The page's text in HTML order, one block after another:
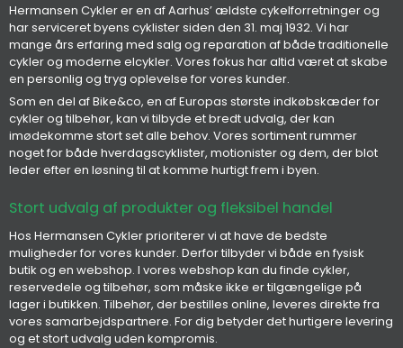
Hermansen Cykler er en af Aarhus’ ældste cykelforretninger og
har serviceret byens cyklister siden den 31. maj 1932. Vi har
mange års erfaring med salg og reparation af både traditionelle
cykler og moderne elcykler. Vores fokus har altid været at skabe
en personlig og tryg oplevelse for vores kunder.
Som en del af Bike&co, en af Europas største indkøbskæder for
cykler og tilbehør, kan vi tilbyde et bredt udvalg, der kan
imødekomme stort set alle behov. Vores sortiment rummer
noget for både hverdagscyklister, motionister og dem, der blot
leder efter en løsning til at komme hurtigt frem i byen.
Stort udvalg af produkter og fleksibel handel
Hos Hermansen Cykler prioriterer vi at have de bedste
muligheder for vores kunder. Derfor tilbyder vi både en fysisk
butik og en webshop. I vores webshop kan du finde cykler,
reservedele og tilbehør, som måske ikke er tilgængelige på
lager i butikken. Tilbehør, der bestilles online, leveres direkte fra
vores samarbejdspartnere. For dig betyder det hurtigere levering
og et stort udvalg uden kompromis.